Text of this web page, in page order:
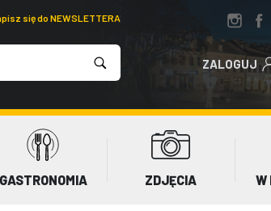
się do NEWSLETTERA
ZALOGUJ
GASTRONOMIA ZDJĘCIA W